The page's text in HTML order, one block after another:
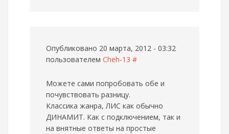
Опубликовано 20 марта, 2012 - 03:32
пользователем Cheh-13 #
Можете сами попробовать обе и
почувствовать разницу.
Классика жанра, ЛИС как обычно
ДИНАМИТ. Как с подключением, так и
на внятные ответы на простые